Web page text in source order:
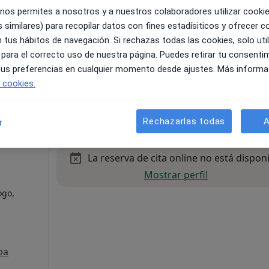
La reserva de cita online no está
Mostrar perfil
permites a nosotros y a nuestros colaboradores utilizar
similares) para recopilar datos con fines estadísiticos y ofrecer
tus hábitos de navegación. Si rechazas todas las cookies, solo
el correcto uso de nuestra página. Puedes retirar tu
preferencias en cualquier momento desde ajustes. Más
Rechazarlas todas